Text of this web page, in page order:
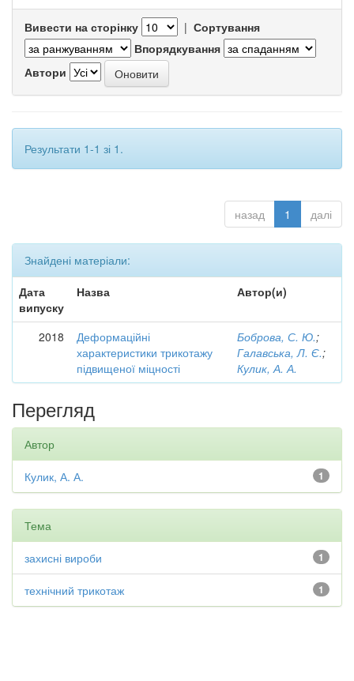
Вивести на сторінку | Сортування
Впорядкування
Автори
Результати 1-1 зі 1.
назад 1 далі
Знайдені матеріали:
Дата
випуску
Назва Автор(и)
2018
Деформаційні
характеристики трикотажу
підвищеної міцності
Боброва, С. Ю.;
Галавська, Л. Є.;
Кулик, А. А.
Перегляд
Автор
1
Кулик, А. А.
Тема
1
захисні вироби
1
технічний трикотаж